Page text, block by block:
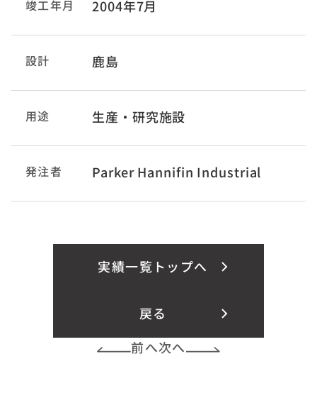
竣工年月 2004年7月
設計 鹿島
用途 生産・研究施設
発注者 Parker Hannifin Industrial
実績一覧トップへ
戻る
前へ次へ